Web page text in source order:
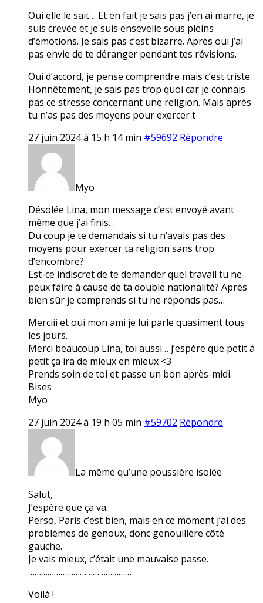
Oui elle le sait… Et en fait je sais pas j’en ai marre, je
suis crevée et je suis ensevelie sous pleins
d’émotions. Je sais pas c’est bizarre. Après oui j’ai
pas envie de te déranger pendant tes révisions.
Oui d’accord, je pense comprendre mais c’est triste.
Honnêtement, je sais pas trop quoi car je connais
pas ce stresse concernant une religion. Mais après
tu n’as pas des moyens pour exercer t
27 juin 2024 à 15 h 14 min #59692 Répondre
Myo
Désolée Lina, mon message c’est envoyé avant
même que j’ai finis…
Du coup je te demandais si tu n’avais pas des
moyens pour exercer ta religion sans trop
d’encombre?
Est-ce indiscret de te demander quel travail tu ne
peux faire à cause de ta double nationalité? Après
bien sûr je comprends si tu ne réponds pas…
Merciii et oui mon ami je lui parle quasiment tous
les jours.
Merci beaucoup Lina, toi aussi… j’espère que petit à
petit ça ira de mieux en mieux <3
Prends soin de toi et passe un bon après-midi.
Bises
Myo
27 juin 2024 à 19 h 05 min #59702 Répondre
La même qu’une poussière isolée
Salut,
J’espère que ça va.
Perso, Paris c’est bien, mais en ce moment j’ai des
problèmes de genoux, donc genouillère côté
gauche.
Je vais mieux, c’était une mauvaise passe.
…………………………………………
Voilà !